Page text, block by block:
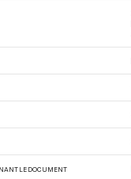
LE DOCUMENT